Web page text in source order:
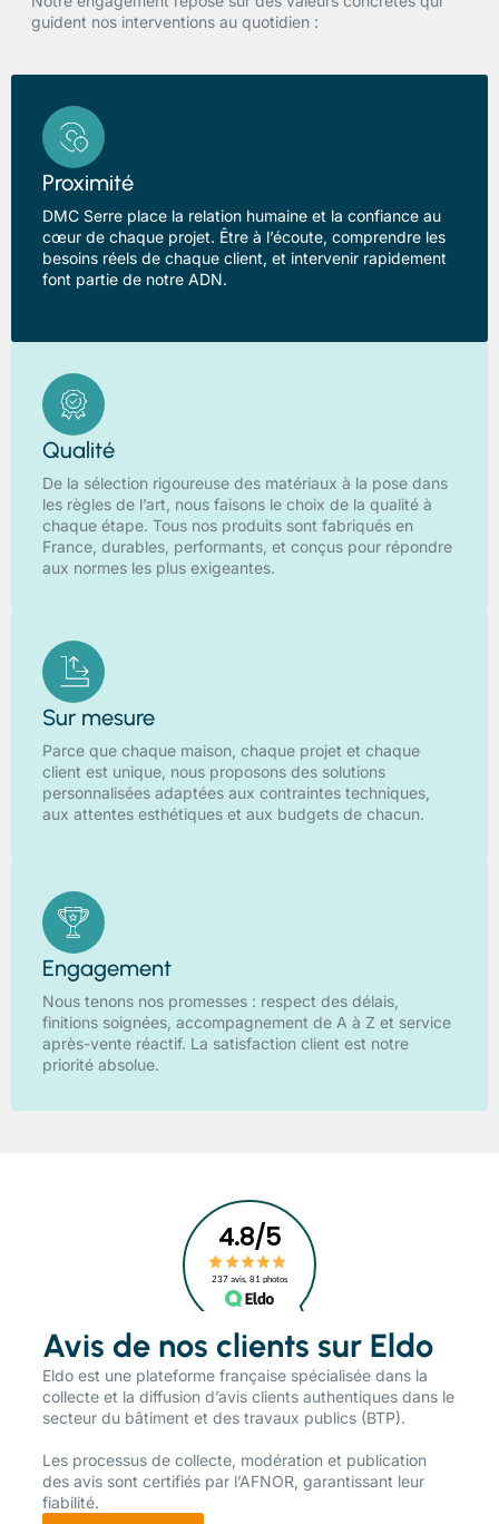
guident nos interventions au quotidien :
Proximité
DMC Serre place la relation humaine et la confiance au
cœur de chaque projet. Être à l’écoute, comprendre les
besoins réels de chaque client, et intervenir rapidement
font partie de notre ADN.
Qualité
De la sélection rigoureuse des matériaux à la pose dans
les règles de l’art, nous faisons le choix de la qualité à
chaque étape. Tous nos produits sont fabriqués en
France, durables, performants, et conçus pour répondre
aux normes les plus exigeantes.
Sur mesure
Parce que chaque maison, chaque projet et chaque
client est unique, nous proposons des solutions
personnalisées adaptées aux contraintes techniques,
aux attentes esthétiques et aux budgets de chacun.
Engagement
Nous tenons nos promesses : respect des délais,
finitions soignées, accompagnement de A à Z et service
après-vente réactif. La satisfaction client est notre
priorité absolue.
Avis de nos clients sur Eldo
​Eldo est une plateforme française spécialisée dans la
collecte et la diffusion d’avis clients authentiques dans le
secteur du bâtiment et des travaux publics (BTP).
Les processus de collecte, modération et publication
des avis sont certifiés par l’AFNOR, garantissant leur
fiabilité.